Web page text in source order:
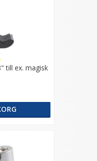
till ex. magisk